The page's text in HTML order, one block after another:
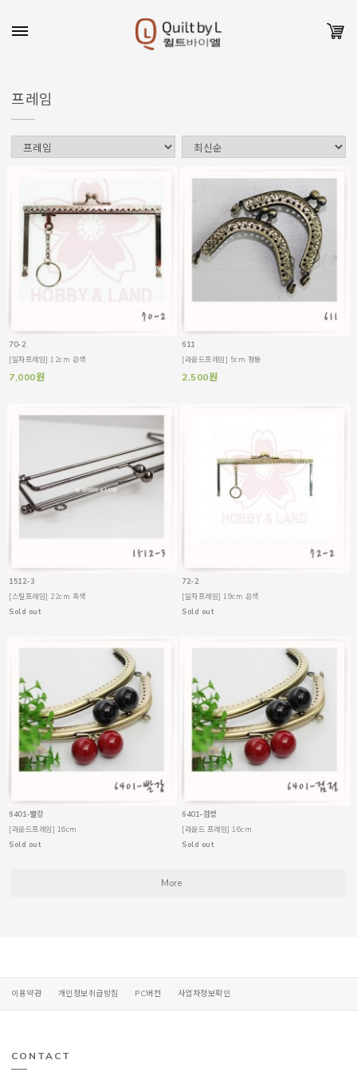
프레임
70-2
[일자프레임] 12cm 은색
7,000원
611
[라운드프레임] 5cm 청동
2,500원
1512-3
[스틸프레임] 22cm 흑색
Sold out
72-2
[일자프레임] 19cm 은색
Sold out
6401-빨강
[라운드프레임] 16cm
Sold out
6401-검정
[라운드 프레임] 16cm
Sold out
More
이용약관 개인정보취급방침 PC버전 사업자정보확인
CONTACT